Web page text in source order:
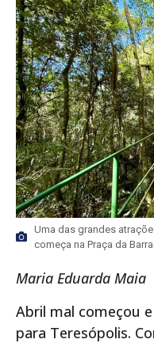
Uma das grandes
começa na Praça da
Maria Eduarda Maia
Abril mal começou
para Teresópolis.